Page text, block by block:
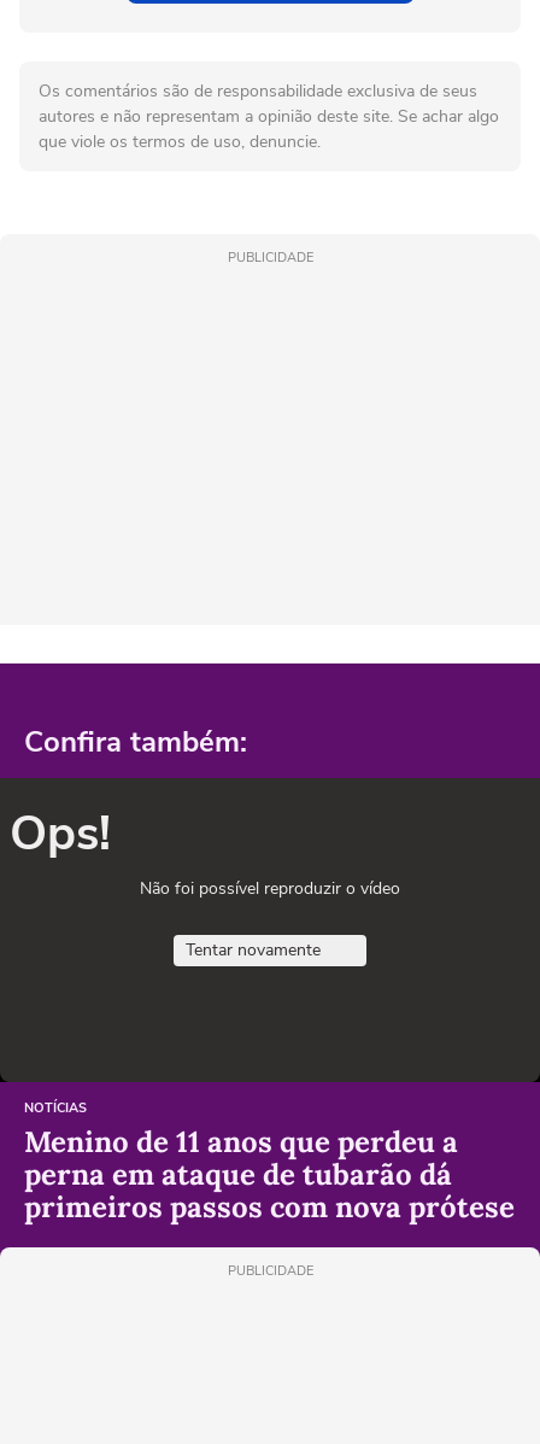
Os comentários são de responsabilidade exclusiva de seus
autores e não representam a opinião deste site. Se achar algo
que viole os termos de uso, denuncie.
PUBLICIDADE
Confira também:
Ops!
Não foi possível reproduzir o vídeo
Tentar novamente
NOTÍCIAS
Menino de 11 anos que perdeu a
perna em ataque de tubarão dá
primeiros passos com nova prótese
PUBLICIDADE